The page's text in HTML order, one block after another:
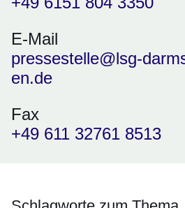
E-Mail
pressestelle@lsg-
en.de
Fax
+49 611 32761 8513